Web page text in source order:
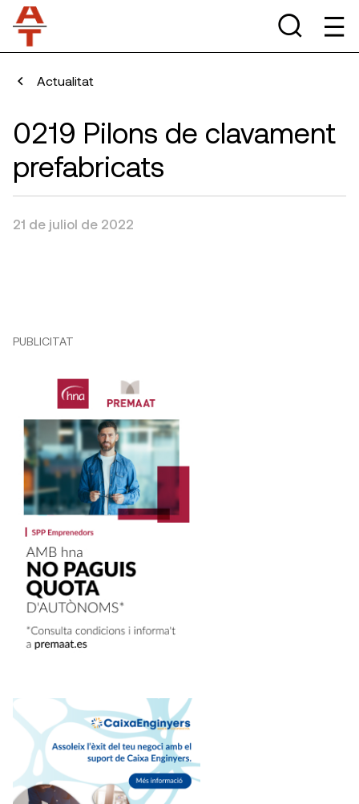
Actualitat
0219 Pilons de clavament
prefabricats
21 de juliol de 2022
PUBLICITAT